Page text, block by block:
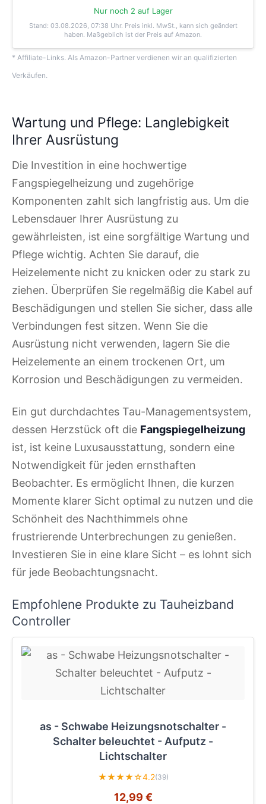
Nur noch 2 auf Lager
Stand: 03.08.2026, 07:38 Uhr. Preis inkl. MwSt., kann sich geändert
haben. Maßgeblich ist der Preis auf Amazon.
* Affiliate-Links. Als Amazon-Partner verdienen wir an qualifizierten
Verkäufen.
Wartung und Pflege: Langlebigkeit
Ihrer Ausrüstung
Die Investition in eine hochwertige
Fangspiegelheizung und zugehörige
Komponenten zahlt sich langfristig aus. Um die
Lebensdauer Ihrer Ausrüstung zu
gewährleisten, ist eine sorgfältige Wartung und
Pflege wichtig. Achten Sie darauf, die
Heizelemente nicht zu knicken oder zu stark zu
ziehen. Überprüfen Sie regelmäßig die Kabel auf
Beschädigungen und stellen Sie sicher, dass alle
Verbindungen fest sitzen. Wenn Sie die
Ausrüstung nicht verwenden, lagern Sie die
Heizelemente an einem trockenen Ort, um
Korrosion und Beschädigungen zu vermeiden.
Ein gut durchdachtes Tau-Managementsystem,
dessen Herzstück oft die Fangspiegelheizung
ist, ist keine Luxusausstattung, sondern eine
Notwendigkeit für jeden ernsthaften
Beobachter. Es ermöglicht Ihnen, die kurzen
Momente klarer Sicht optimal zu nutzen und die
Schönheit des Nachthimmels ohne
frustrierende Unterbrechungen zu genießen.
Investieren Sie in eine klare Sicht – es lohnt sich
für jede Beobachtungsnacht.
Empfohlene Produkte zu Tauheizband
Controller
as - Schwabe Heizungsnotschalter -
Schalter beleuchtet - Aufputz -
Lichtschalter
★★★★☆4.2(39)
12,99 €